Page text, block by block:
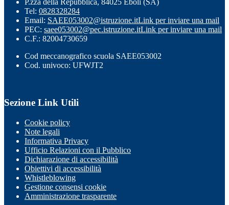
P.zza della Repubblica, 84025 Eboli (SA)
Tel: 0828328284
Email: SAEE053002@istruzione.itLink per inviare una mail
PEC: saee053002@pec.istruzione.itLink per inviare una mail
C.F.: 82004730659
Cod meccanografico scuola SAEE053002
Cod. univoco: UFWJT2
Sezione Link Utili
Cookie policy
Note legali
Informativa Privacy
Ufficio Relazioni con il Pubblico
Dichiarazione di accessibilità
Obiettivi di accessibilità
Whistleblowing
Gestione consensi cookie
Amministrazione trasparente